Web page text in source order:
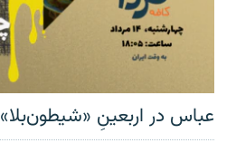
عباس در اربعینِ «شیطون‌بلا»